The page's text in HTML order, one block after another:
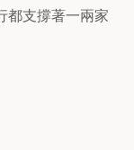
都支撐著一兩家